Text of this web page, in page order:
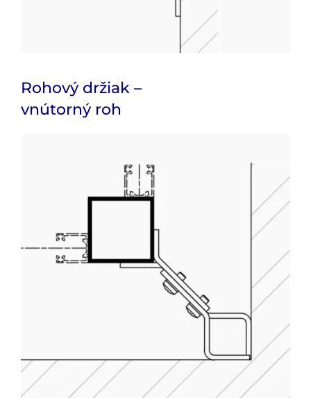
Rohový držiak –
vnútorný roh